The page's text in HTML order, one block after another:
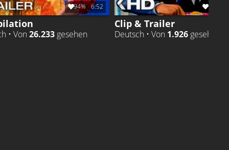
94% 6:52
• Von 26.233 gesehen
100%
Clip & Trailer
Deutsch • Von 1.926 gesehen